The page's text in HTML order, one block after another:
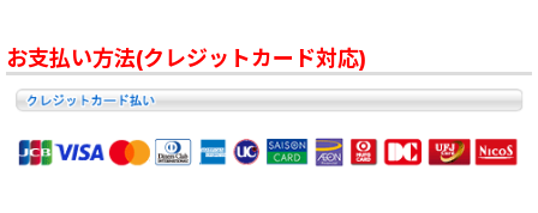
お支払い方法(クレジットカード対応)